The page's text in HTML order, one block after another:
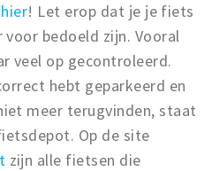
hier! Let erop dat je je fiets
bedoeld zijn. Vooral
veel op gecontroleerd.
hebt geparkeerd en
meer terugvinden, staat
Op de site
zijn alle fietsen die